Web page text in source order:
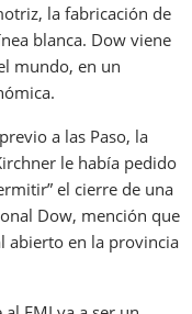
la fabricación de
blanca. Dow viene
mundo, en un
a las Paso, la
le había pedido
el cierre de una
Dow, mención que
abierto en la provincia